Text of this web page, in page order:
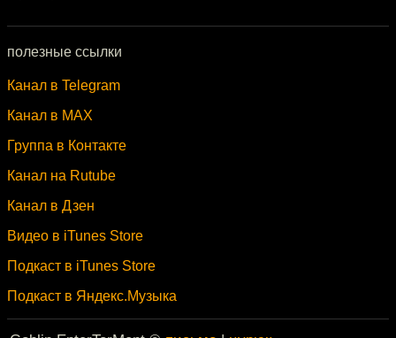
полезные ссылки
Канал в Telegram
Канал в MAX
Группа в Контакте
Канал на Rutube
Канал в Дзен
Видео в iTunes Store
Подкаст в iTunes Store
Подкаст в Яндекс.Музыка